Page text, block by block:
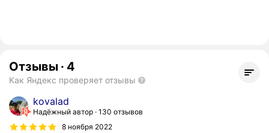
Отзывы · 4
Как Яндекс проверяет отзывы
kovalad
Надёжный автор 130 отзывов
8 ноября 2022